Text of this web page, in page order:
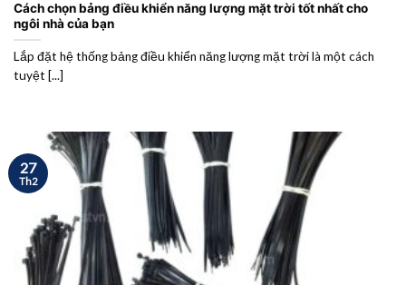
Cách chọn bảng điều khiển năng lượng mặt trời tốt nhất cho
ngôi nhà của bạn
Lắp đặt hệ thống bảng điều khiển năng lượng mặt trời là một cách
tuyệt [...]
27
Th2